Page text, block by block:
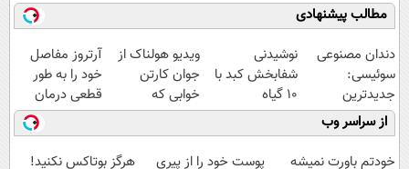
مطالب پیشنهادی
دندان مصنوعی
سوئیسی:
جدیدترین
فناوری اروپا،
سبک و مقاوم |
پرداخت قسطی
نوشیدنی
شفابخش کبد با
10 گیاه
موثر(تخفیف تا
امشب)
ویدیو هولناک از
جوان کارتن
خوابی که
میلیاردر شد.
آموزش رایگان
آرتروز مفاصل
خود را به طور
قطعی درمان
کنید!
◗پرسش‌نامه◖
از سراسر وب
خودتم باورت نمیشه
پوست خود را از پیری
هرگز بوتاکس نکنید!